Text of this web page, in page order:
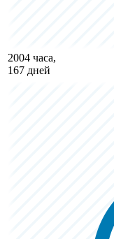
2004 часа,
167 дней